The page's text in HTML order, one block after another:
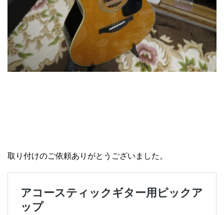
取り付けのご依頼ありがとうございました。